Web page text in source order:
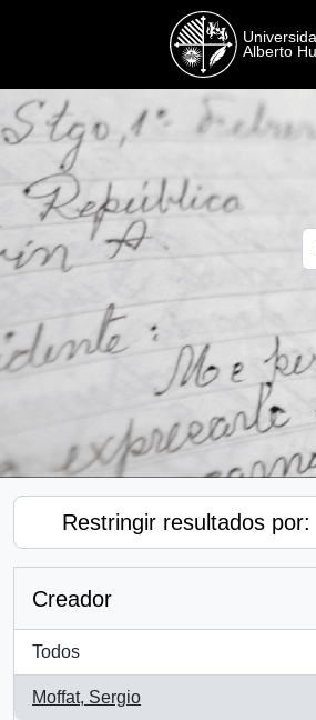
Restringir resultados por:
Creador
Todos
Moffat, Sergio
, 2 resultados